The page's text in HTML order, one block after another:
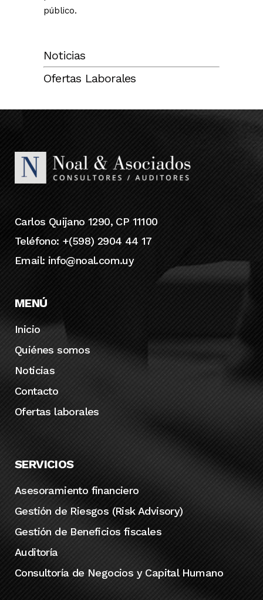
público.
Noticias
Ofertas Laborales
Carlos Quijano 1290, CP 11100
Teléfono: +(598) 2904 44 17
Email: info@noal.com.uy
MENÚ
Inicio
Quiénes somos
Noticias
Contacto
Ofertas laborales
SERVICIOS
Asesoramiento financiero
Gestión de Riesgos (Risk Advisory)
Gestión de Beneficios fiscales
Auditoría
Consultoría de Negocios y Capital Humano